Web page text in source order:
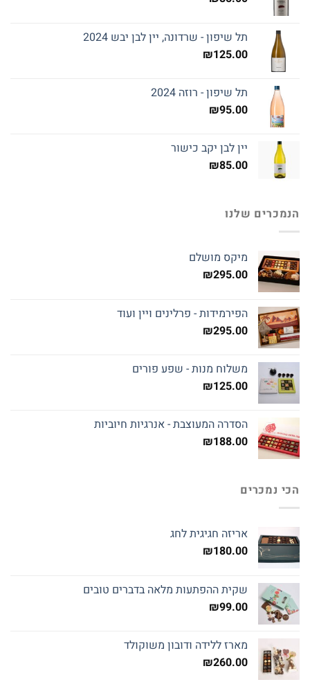
תל שיפון - שרדונה, יין לבן יבש 2024
₪125.00
תל שיפון - רוזה 2024
₪95.00
יין לבן יקב כישור
₪85.00
הנמכרים שלנו
מיקס מושלם
₪295.00
הפירמידות - פרלינים ויין ועוד
₪295.00
משלוח מנות - שפע פורים
₪125.00
הסדרה המעוצבת - אנרגיות חיוביות
₪188.00
הכי נמכרים
אריזה חגיגית לחג
₪180.00
שקית ההפתעות מלאה בדברים טובים
₪99.00
מארז ללידה ודובון משוקולד
₪260.00